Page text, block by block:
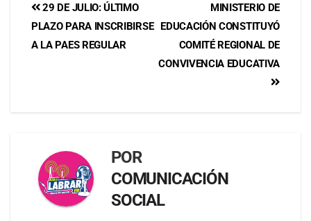
MINISTERIO DE
EDUCACIÓN CONSTITUYÓ
COMITÉ REGIONAL DE
CONVIVENCIA EDUCATIVA
29 DE JULIO: ÚLTIMO
PLAZO PARA INSCRIBIRSE
A LA PAES REGULAR
POR
COMUNICACIÓN
SOCIAL